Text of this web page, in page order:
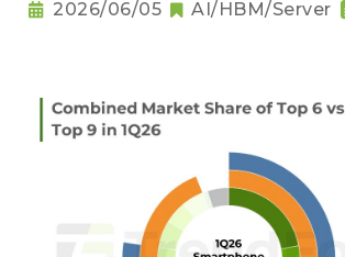
2026/06/05 AI/HBM/Server